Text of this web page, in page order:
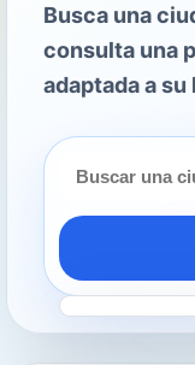
Busca una
consulta una
adaptada a su